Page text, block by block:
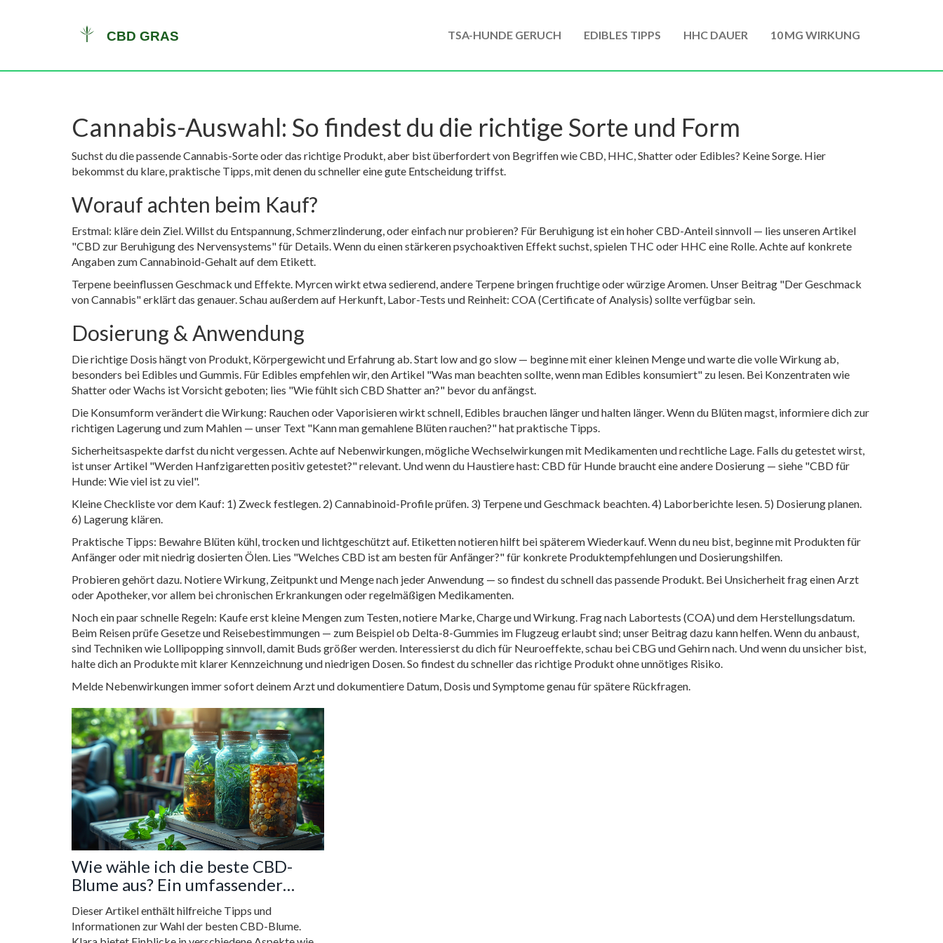
TSA-HUNDE GERUCH EDIBLES TIPPS HHC DAUER 10 MG WIRKUNG
Cannabis-Auswahl: So findest du die richtige Sorte und Form
Suchst du die passende Cannabis-Sorte oder das richtige Produkt, aber bist überfordert von Begriffen wie CBD, HHC, Shatter oder Edibles? Keine Sorge. Hier
bekommst du klare, praktische Tipps, mit denen du schneller eine gute Entscheidung triffst.
Worauf achten beim Kauf?
Erstmal: kläre dein Ziel. Willst du Entspannung, Schmerzlinderung, oder einfach nur probieren? Für Beruhigung ist ein hoher CBD-Anteil sinnvoll — lies unseren Artikel
"CBD zur Beruhigung des Nervensystems" für Details. Wenn du einen stärkeren psychoaktiven Effekt suchst, spielen THC oder HHC eine Rolle. Achte auf konkrete
Angaben zum Cannabinoid-Gehalt auf dem Etikett.
Terpene beeinflussen Geschmack und Effekte. Myrcen wirkt etwa sedierend, andere Terpene bringen fruchtige oder würzige Aromen. Unser Beitrag "Der Geschmack
von Cannabis" erklärt das genauer. Schau außerdem auf Herkunft, Labor-Tests und Reinheit: COA (Certificate of Analysis) sollte verfügbar sein.
Dosierung & Anwendung
Die richtige Dosis hängt von Produkt, Körpergewicht und Erfahrung ab. Start low and go slow — beginne mit einer kleinen Menge und warte die volle Wirkung ab,
besonders bei Edibles und Gummis. Für Edibles empfehlen wir, den Artikel "Was man beachten sollte, wenn man Edibles konsumiert" zu lesen. Bei Konzentraten wie
Shatter oder Wachs ist Vorsicht geboten; lies "Wie fühlt sich CBD Shatter an?" bevor du anfängst.
Die Konsumform verändert die Wirkung: Rauchen oder Vaporisieren wirkt schnell, Edibles brauchen länger und halten länger. Wenn du Blüten magst, informiere dich zur
richtigen Lagerung und zum Mahlen — unser Text "Kann man gemahlene Blüten rauchen?" hat praktische Tipps.
Sicherheitsaspekte darfst du nicht vergessen. Achte auf Nebenwirkungen, mögliche Wechselwirkungen mit Medikamenten und rechtliche Lage. Falls du getestet wirst,
ist unser Artikel "Werden Hanfzigaretten positiv getestet?" relevant. Und wenn du Haustiere hast: CBD für Hunde braucht eine andere Dosierung — siehe "CBD für
Hunde: Wie viel ist zu viel".
Kleine Checkliste vor dem Kauf: 1) Zweck festlegen. 2) Cannabinoid-Profile prüfen. 3) Terpene und Geschmack beachten. 4) Laborberichte lesen. 5) Dosierung planen.
6) Lagerung klären.
Praktische Tipps: Bewahre Blüten kühl, trocken und lichtgeschützt auf. Etiketten notieren hilft bei späterem Wiederkauf. Wenn du neu bist, beginne mit Produkten für
Anfänger oder mit niedrig dosierten Ölen. Lies "Welches CBD ist am besten für Anfänger?" für konkrete Produktempfehlungen und Dosierungshilfen.
Probieren gehört dazu. Notiere Wirkung, Zeitpunkt und Menge nach jeder Anwendung — so findest du schnell das passende Produkt. Bei Unsicherheit frag einen Arzt
oder Apotheker, vor allem bei chronischen Erkrankungen oder regelmäßigen Medikamenten.
Noch ein paar schnelle Regeln: Kaufe erst kleine Mengen zum Testen, notiere Marke, Charge und Wirkung. Frag nach Labortests (COA) und dem Herstellungsdatum.
Beim Reisen prüfe Gesetze und Reisebestimmungen — zum Beispiel ob Delta-8-Gummies im Flugzeug erlaubt sind; unser Beitrag dazu kann helfen. Wenn du anbaust,
sind Techniken wie Lollipopping sinnvoll, damit Buds größer werden. Interessierst du dich für Neuroeffekte, schau bei CBG und Gehirn nach. Und wenn du unsicher bist,
halte dich an Produkte mit klarer Kennzeichnung und niedrigen Dosen. So findest du schneller das richtige Produkt ohne unnötiges Risiko.
Melde Nebenwirkungen immer sofort deinem Arzt und dokumentiere Datum, Dosis und Symptome genau für spätere Rückfragen.
Wie wähle ich die beste CBD-
Blume aus? Ein umfassender
Leitfaden
Dieser Artikel enthält hilfreiche Tipps und
Informationen zur Wahl der besten CBD-Blume.